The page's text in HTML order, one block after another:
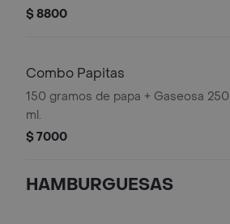
$ 8800
Combo Papitas
150 gramos de papa + Gaseosa 250
ml.
$ 7000
HAMBURGUESAS